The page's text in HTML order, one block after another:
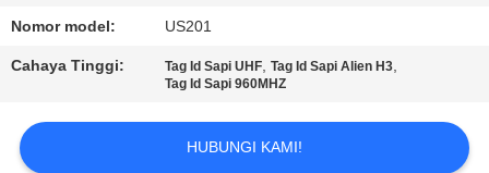
PERMINTAAN
PENAWARAN
Nomor model: US201
Cahaya Tinggi: Tag Id Sapi UHF,Tag Id Sapi Alien H3,
Tag Id Sapi 960MHZ
HUBUNGI KAMI!